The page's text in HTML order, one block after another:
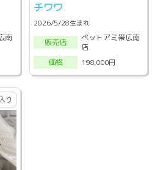
南
チワワ
2026/5/28生まれ
販売店
ペットアミ帯広南
店
価格
198,000円
り